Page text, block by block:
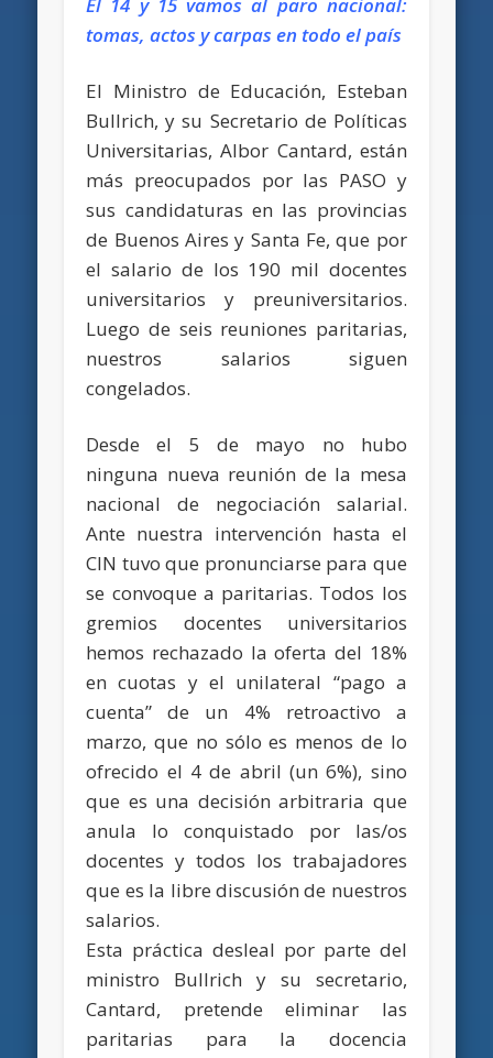
tomas, actos y carpas en todo el país
El Ministro de Educación, Esteban
Bullrich, y su Secretario de Políticas
Universitarias, Albor Cantard, están
más preocupados por las PASO y
sus candidaturas en las provincias
de Buenos Aires y Santa Fe, que por
el salario de los 190 mil docentes
universitarios y preuniversitarios.
Luego de seis reuniones paritarias,
nuestros salarios siguen
congelados.
Desde el 5 de mayo no hubo
ninguna nueva reunión de la mesa
nacional de negociación salarial.
Ante nuestra intervención hasta el
CIN tuvo que pronunciarse para que
se convoque a paritarias. Todos los
gremios docentes universitarios
hemos rechazado la oferta del 18%
en cuotas y el unilateral “pago a
cuenta” de un 4% retroactivo a
marzo, que no sólo es menos de lo
ofrecido el 4 de abril (un 6%), sino
que es una decisión arbitraria que
anula lo conquistado por las/os
docentes y todos los trabajadores
que es la libre discusión de nuestros
salarios.
Esta práctica desleal por parte del
ministro Bullrich y su secretario,
Cantard, pretende eliminar las
paritarias para la docencia